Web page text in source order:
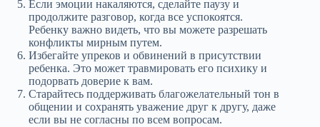
Если эмоции накаляются, сделайте паузу и
продолжите разговор, когда все успокоятся.
Ребенку важно видеть, что вы можете разрешать
конфликты мирным путем.
Избегайте упреков и обвинений в присутствии
ребенка. Это может травмировать его психику и
подорвать доверие к вам.
Старайтесь поддерживать благожелательный тон в
общении и сохранять уважение друг к другу, даже
если вы не согласны по всем вопросам.